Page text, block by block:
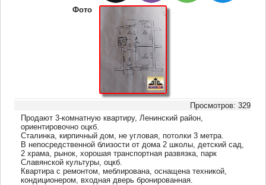
Фото
Просмотров: 329
Продают 3-комнатную квартиру, Ленинский район,
ориентировочно оцкб.
Сталинка, кирпичный дом, не угловая, потолки 3 метра.
В непосредственной близости от дома 2 школы, детский сад,
2 храма, рынок, хорошая транспортная развязка, парк
Славянской культуры, оцкб.
Квартира с ремонтом, меблирована, оснащена техникой,
кондиционером, входная дверь бронированная.